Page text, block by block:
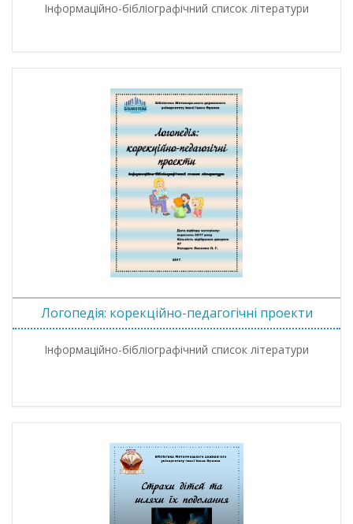
Інформаційно-бібліографічний список літератури
Логопедія: корекційно-педагогічні проекти
Інформаційно-бібліографічний список літератури